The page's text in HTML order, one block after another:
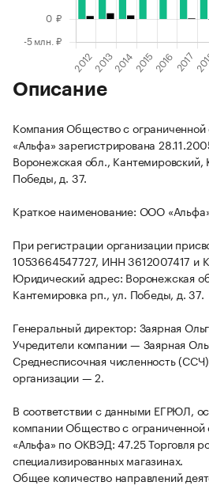
Описание
Компания Общество с ограниченной
«Альфа» зарегистрирована
Воронежская обл., Кантемировский,
Победы, д. 37.
Краткое наименование: ООО
При регистрации организации
1053664547727, ИНН 3612007417 и
Юридический адрес: Воронежская
Кантемировка рп., ул. Победы, д. 37.
Генеральный директор: Заярная
Учредители компании — Заярная
Среднесписочная численность
организации — 2.
В соответствии с данными ЕГРЮЛ,
компании Общество с ограниченной
«Альфа» по ОКВЭД: 47.25 Торговля
специализированных магазинах.
Общее количество направлений